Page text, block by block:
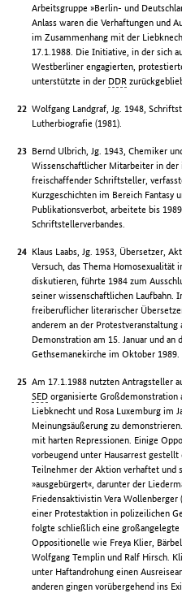
Arbeitsgruppe »Berlin- und
Anlass waren die Verhaftungen und
im Zusammenhang mit der
17.1.1988. Die Initiative, in der sich
Westberliner engagierten,
unterstützte in der DDR
Wolfgang Landgraf, Jg. 1948,
Lutherbiografie (1981).
Bernd Ulbrich, Jg. 1943, Chemiker
Wissenschaftlicher Mitarbeiter in
freischaffender Schriftsteller,
Kurzgeschichten im Bereich Fantasy
Publikationsverbot, arbeitete bis
Schriftstellerverbandes.
Klaus Laabs, Jg. 1953, Übersetzer,
Versuch, das Thema Homosexualität
diskutieren, führte 1984 zum
seiner wissenschaftlichen Laufbahn.
freiberuflicher literarischer
anderem an der
Demonstration am 15. Januar und
Gethsemanekirche im Oktober 1989.
Am 17.1.1988 nutzten Antragsteller
SED organisierte Großdemonstration
Liebknecht und Rosa Luxemburg im
Meinungsäußerung zu
mit harten Repressionen. Einige
vorbeugend unter Hausarrest
Teilnehmer der Aktion verhaftet und
»ausgebürgert«, darunter der
Friedensaktivistin Vera Wollenberger
einer Protestaktion in polizeilichen
folgte schließlich eine
Oppositionelle wie Freya Klier,
Wolfgang Templin und Ralf Hirsch.
unter Haftandrohung einen
anderen gingen vorübergehend ins